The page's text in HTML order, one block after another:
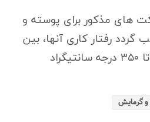
های مذکور برای پوسته و
گردد رفتار کاری آنها، بین
۶تا۱۶ بار در حرارت ۱۲۰ تا ۳۵۰ درجه سانتیگراد
گرمایش